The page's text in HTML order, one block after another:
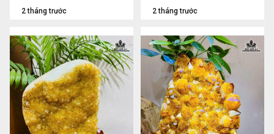
2 tháng trước 2 tháng trước